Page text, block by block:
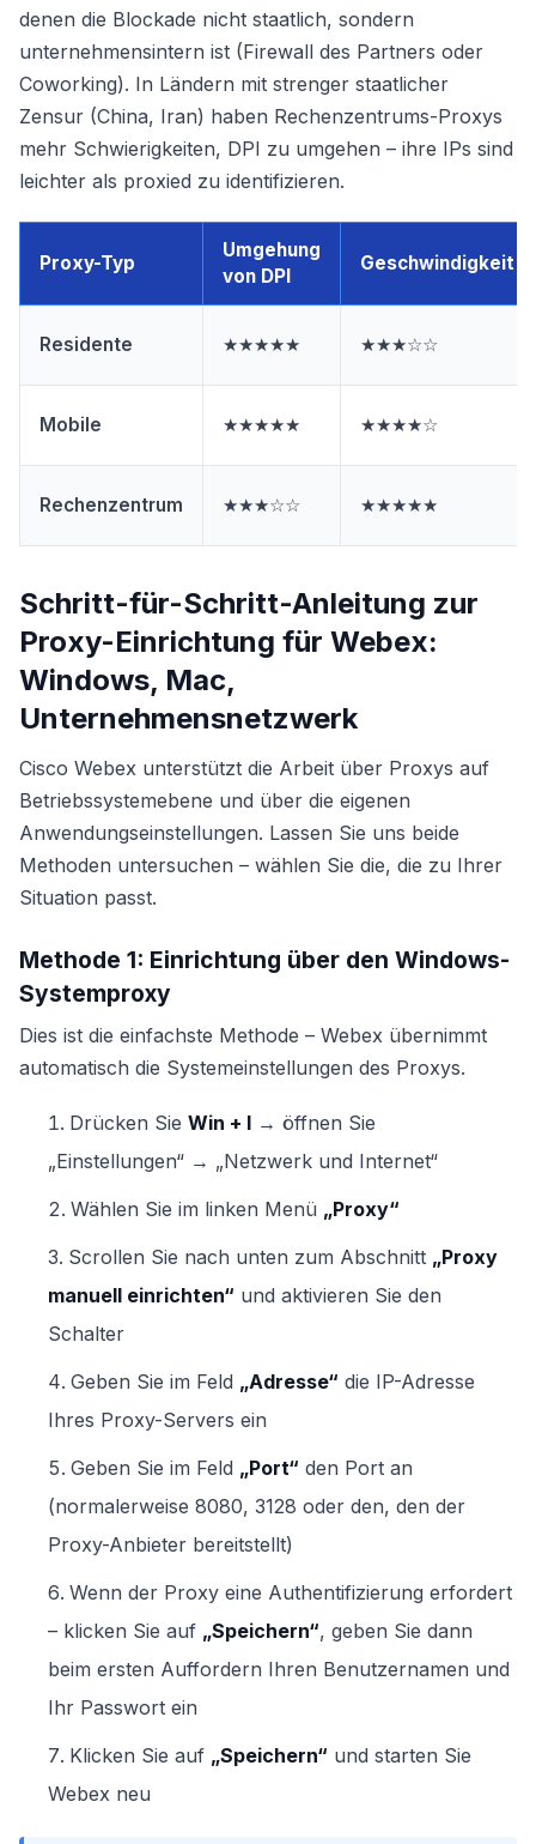
denen die Blockade nicht staatlich, sondern
unternehmensintern ist (Firewall des Partners oder
Coworking). In Ländern mit strenger staatlicher
Zensur (China, Iran) haben Rechenzentrums-Proxys
mehr Schwierigkeiten, DPI zu umgehen – ihre IPs sind
leichter als proxied zu identifizieren.
Proxy-Typ
Umgehung
von DPI
Geschwindigkeit
Residente ★★★★★ ★★★☆☆
Mobile ★★★★★ ★★★★☆
Rechenzentrum ★★★☆☆ ★★★★★
Schritt-für-Schritt-Anleitung zur
Proxy-Einrichtung für Webex:
Windows, Mac,
Unternehmensnetzwerk
Cisco Webex unterstützt die Arbeit über Proxys auf
Betriebssystemebene und über die eigenen
Anwendungseinstellungen. Lassen Sie uns beide
Methoden untersuchen – wählen Sie die, die zu Ihrer
Situation passt.
Methode 1: Einrichtung über den Windows-
Systemproxy
Dies ist die einfachste Methode – Webex übernimmt
automatisch die Systemeinstellungen des Proxys.
Drücken Sie Win + I → öffnen Sie
„Einstellungen“ → „Netzwerk und Internet“
Wählen Sie im linken Menü „Proxy“
Scrollen Sie nach unten zum Abschnitt „Proxy
manuell einrichten“ und aktivieren Sie den
Schalter
Geben Sie im Feld „Adresse“ die IP-Adresse
Ihres Proxy-Servers ein
Geben Sie im Feld „Port“ den Port an
(normalerweise 8080, 3128 oder den, den der
Proxy-Anbieter bereitstellt)
Wenn der Proxy eine Authentifizierung erfordert
– klicken Sie auf „Speichern“, geben Sie dann
beim ersten Auffordern Ihren Benutzernamen und
Ihr Passwort ein
Klicken Sie auf „Speichern“ und starten Sie
Webex neu